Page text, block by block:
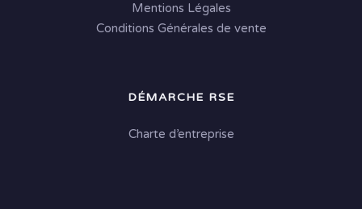
Mentions Légales
Conditions Générales de vente
DÉMARCHE RSE
Charte d’entreprise